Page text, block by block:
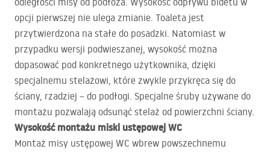
opcji pierwszej nie ulega zmianie. Toaleta jest
przytwierdzona na stałe do posadzki. Natomiast w
przypadku wersji podwieszanej, wysokość można
dopasować pod konkretnego użytkownika, dzięki
specjalnemu stelażowi, które zwykle przykręca się do
ściany, rzadziej – do podłogi. Specjalne śruby używane do
montażu pozwalają odsunąć stelaż od powierzchni ściany.
Wysokość montażu miski ustępowej WC
Montaż misy ustępowej WC wbrew powszechnemu